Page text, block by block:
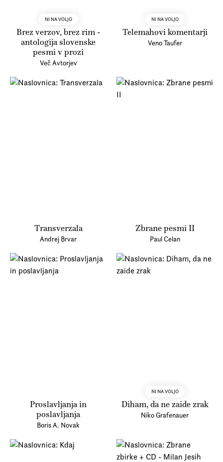
NI NA VOLJO
Brez verzov, brez rim -
antologija slovenske
pesmi v prozi
Več Avtorjev
NI NA VOLJO
Telemahovi komentarji
Veno Taufer
Transverzala
Andrej Brvar
Zbrane pesmi II
Paul Celan
Proslavljanja in
poslavljanja
Boris A. Novak
NI NA VOLJO
Diham, da ne zaide zrak
Niko Grafenauer